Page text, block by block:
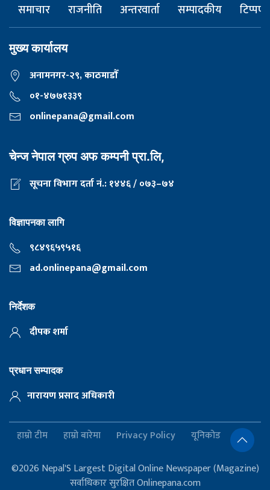
समाचार राजनीति अन्तरवार्ता सम्पादकीय टिप्पणी
मुख्य कार्यालय
अनामनगर-२९, काठमाडाैँ
०१-४७७१३३९
onlinepana@gmail.com
चेन्ज नेपाल ग्रुप अफ कम्पनी प्रा.लि,
सूचना विभाग दर्ता नं.: १४४६ / ०७३–७४
विज्ञापनका लागि
९८४९६५९५१६
ad.onlinepana@gmail.com
निर्देशक
दीपक शर्मा
प्रधान सम्पादक
नारायण प्रसाद अधिकारी
हाम्रो टीम हाम्रो बारेमा Privacy Policy यूनिकोड
©2026 Nepal'S Largest Digital Online Newspaper (Magazine)
सर्वाधिकार सुरक्षित Onlinepana.com